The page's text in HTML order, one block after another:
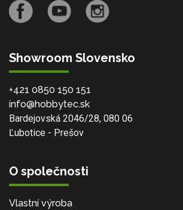
Showroom Slovensko
+421 0850 150 151
info@hobbytec.sk
Bardejovská 2046/28, 080 06
Ľubotice - Prešov
O společnosti
Vlastní výroba